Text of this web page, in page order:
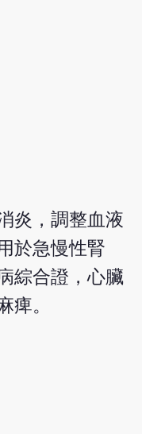
炎，調整血液
於急慢性腎
綜合證，心臟
痺。